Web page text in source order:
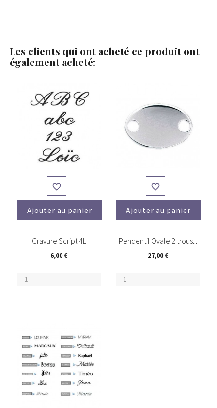
Les clients qui ont acheté ce produit ont
également acheté:

Ajouter au panier
Gravure Script 4L
6,00 €

Ajouter au panier
Pendentif Ovale 2 trous...
27,00 €